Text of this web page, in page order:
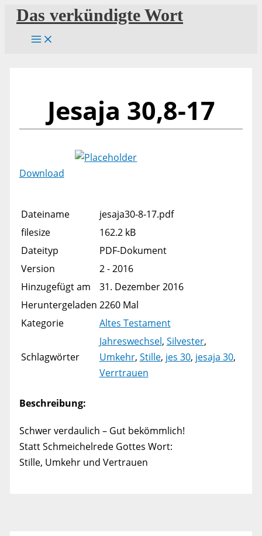
Zum
Inhalt
springen
Das verkündigte Wort
Jesaja 30,8-17
Download
Dateiname
jesaja30-8-17.pdf
filesize
162.2 kB
Dateityp
PDF-Dokument
Version
2 - 2016
Hinzugefügt am
31. Dezember 2016
Heruntergeladen 2260 Mal
Kategorie
Altes Testament
Schlagwörter
Jahreswechsel, Silvester,
Umkehr, Stille, jes 30, jesaja 30,
Verrtrauen
Beschreibung:
Schwer verdaulich – Gut bekömmlich!
Statt Schmeichelrede Gottes Wort:
Stille, Umkehr und Vertrauen